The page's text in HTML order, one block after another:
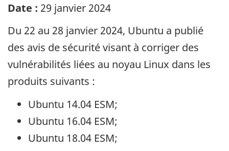
Date : 29 janvier 2024
Du 22 au 28 janvier 2024, Ubuntu a publié
des avis de sécurité visant à corriger des
vulnérabilités liées au noyau Linux dans les
produits suivants :
Ubuntu 14.04 ESM;
Ubuntu 16.04 ESM;
Ubuntu 18.04 ESM;